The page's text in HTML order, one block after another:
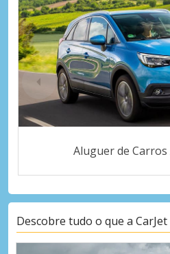
Aluguer de
Descobre tudo o que a